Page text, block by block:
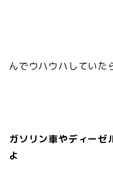
んでウハウハしていた
ガソリン車やディーゼ
よ